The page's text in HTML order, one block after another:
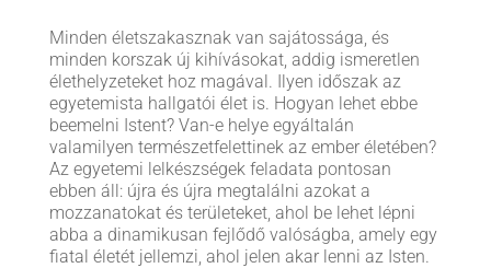
Minden életszakasznak van sajátossága, és
minden korszak új kihívásokat, addig ismeretlen
élethelyzeteket hoz magával. Ilyen időszak az
egyetemista hallgatói élet is. Hogyan lehet ebbe
beemelni Istent? Van-e helye egyáltalán
valamilyen természetfelettinek az ember életében?
Az egyetemi lelkészségek feladata pontosan
ebben áll: újra és újra megtalálni azokat a
mozzanatokat és területeket, ahol be lehet lépni
abba a dinamikusan fejlődő valóságba, amely egy
fiatal életét jellemzi, ahol jelen akar lenni az Isten.